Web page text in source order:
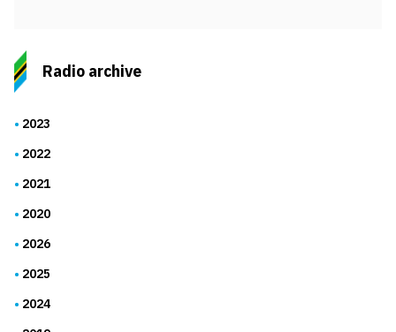
Radio archive
2023
2022
2021
2020
2026
2025
2024